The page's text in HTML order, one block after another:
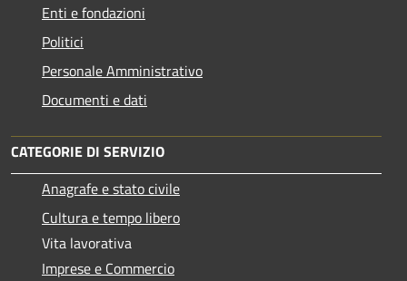
Enti e fondazioni
Politici
Personale Amministrativo
Documenti e dati
CATEGORIE DI SERVIZIO
Anagrafe e stato civile
Cultura e tempo libero
Vita lavorativa
Imprese e Commercio